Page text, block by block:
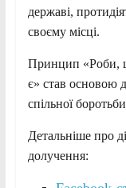
державі,
своєму місці.
Принцип «Роби,
є» став основою
спільної
Детальніше про
долучення: